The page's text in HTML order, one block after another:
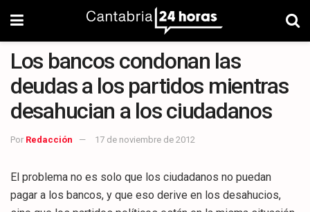
Los bancos condonan las
deudas a los partidos mientras
desahucian a los ciudadanos
Por Redacción 17 de noviembre de 2012
El problema no es solo que los ciudadanos no puedan
pagar a los bancos, y que eso derive en los desahucios,